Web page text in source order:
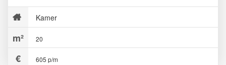
Kamer
20
605 p/m